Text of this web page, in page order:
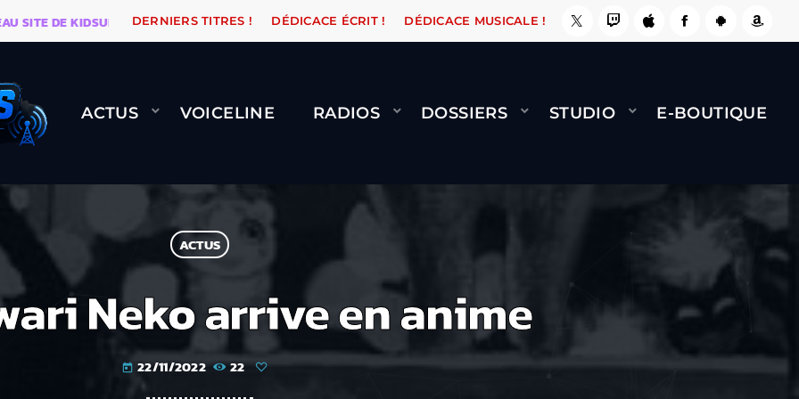
DE KIDSUNE WARÉTRO ORANGE ROAD QUI PASSE, ÇA LE FAIT ! NAMI BERNARD MINET -
DERNIERS TITRES ! DÉDICACE ÉCRIT ! DÉDICACE MUSICALE !
ACTUS VOICELINE RADIOS DOSSIERS STUDIO E-BOUTIQUE
ACTUS
Neko arrive en anime
today 22/11/2022 22